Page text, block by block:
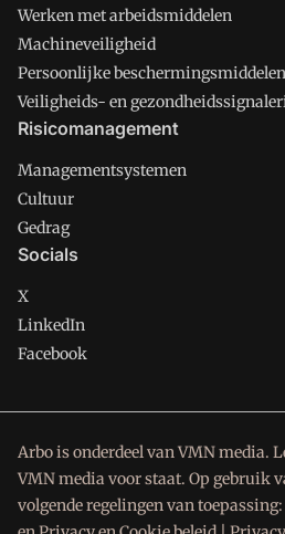
Werken met arbeidsmiddelen
Machineveiligheid
Persoonlijke
Veiligheids- en
Risicomanagement
Managementsystemen
Cultuur
Gedrag
Socials
X
LinkedIn
Facebook
Arbo is onderdeel van VMN media.
VMN media voor staat. Op gebruik
volgende regelingen van toepassing: